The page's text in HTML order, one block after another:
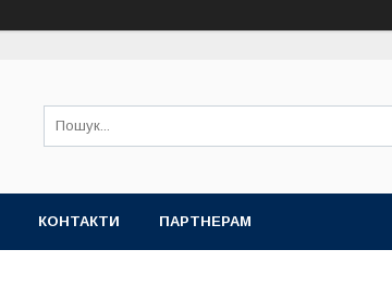
КОНТАКТИ ПАРТНЕРАМ